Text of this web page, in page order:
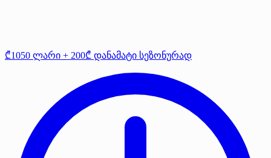
₾1050 ლარი + 200₾ დანამატი სეზონურად